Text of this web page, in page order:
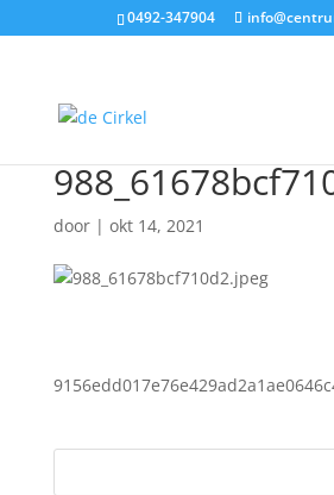
0492-347904
door | okt 14, 2021